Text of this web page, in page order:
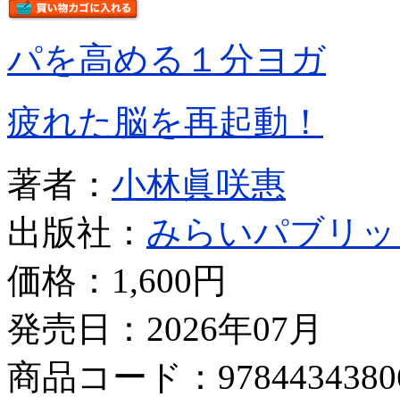
パを高める１分ヨガ
疲れた脳を再起動！
著者： 小林眞咲惠
出版社： みらいパブリ
価格： 1,600円
発売日：2026年07月
商品コード：